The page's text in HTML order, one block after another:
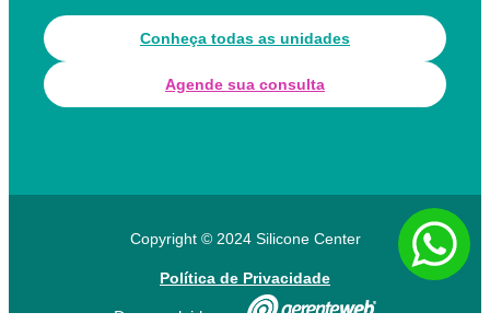
Conheça todas as unidades
Agende sua consulta
Copyright © 2024 Silicone Center
Política de Privacidade
Desenvolvido por